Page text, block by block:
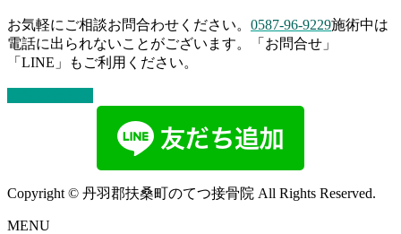
お気軽にご相談お問合わせください。 0587-96-9229施術中は
電話に出られないことがございます。「お問合せ」
「LINE」もご利用ください。
Copyright © 丹羽郡扶桑町のてつ接骨院 All Rights Reserved.
MENU